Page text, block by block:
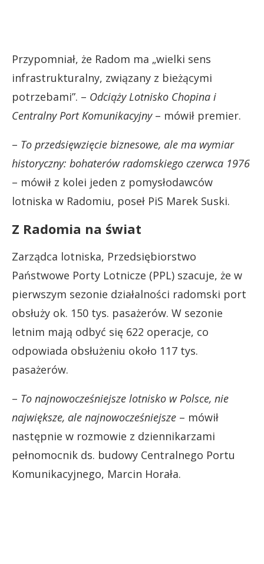
Przypomniał, że Radom ma „wielki sens
infrastrukturalny, związany z bieżącymi
potrzebami”. – Odciąży Lotnisko Chopina i
Centralny Port Komunikacyjny– mówił premier.
– To przedsięwzięcie biznesowe, ale ma wymiar
historyczny: bohaterów radomskiego czerwca 1976
– mówił z kolei jeden z pomysłodawców
lotniska w Radomiu, poseł PiS Marek Suski.
Z Radomia na świat
Zarządca lotniska, Przedsiębiorstwo
Państwowe Porty Lotnicze (PPL) szacuje, że w
pierwszym sezonie działalności radomski port
obsłuży ok. 150 tys. pasażerów. W sezonie
letnim mają odbyć się 622 operacje, co
odpowiada obsłużeniu około 117 tys.
pasażerów.
– To najnowocześniejsze lotnisko w Polsce, nie
największe, ale najnowocześniejsze – mówił
następnie w rozmowie z dziennikarzami
pełnomocnik ds. budowy Centralnego Portu
Komunikacyjnego, Marcin Horała.